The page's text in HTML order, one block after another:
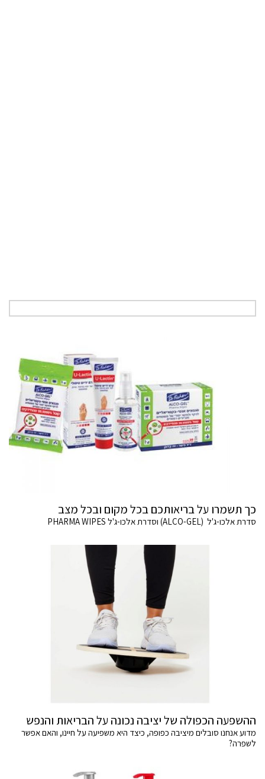
כך תשמרו על בריאותכם בכל מקום ובכל מצב
סדרת אלכו-ג'ל (ALCO-GEL) וסדרת אלכו-ג'ל PHARMA WIPES
ההשפעה הכפולה של יציבה נכונה על הבריאות והנפש
מדוע אנחנו סובלים מיציבה כפופה, כיצד היא משפיעה על חיינו, והאם אפשר
לשפרה?